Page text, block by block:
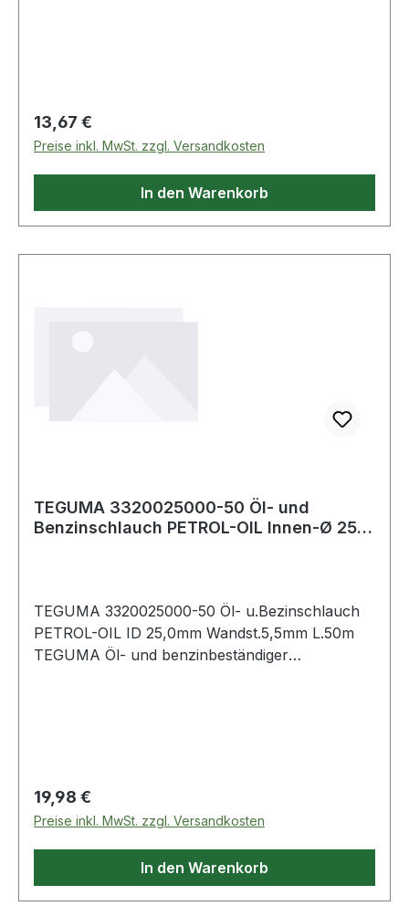
Regulärer Preis:
13,67 €
Preise inkl. MwSt. zzgl. Versandkosten
In den Warenkorb
TEGUMA 3320025000-50 Öl- und
Benzinschlauch PETROL-OIL Innen-Ø 25
TEGUMA 3320025000-50 Öl- u.Bezinschlauch
PETROL-OIL ID 25,0mm Wandst.5,5mm L.50m
TEGUMA Öl- und benzinbeständiger
Regulärer Preis:
19,98 €
Preise inkl. MwSt. zzgl. Versandkosten
In den Warenkorb